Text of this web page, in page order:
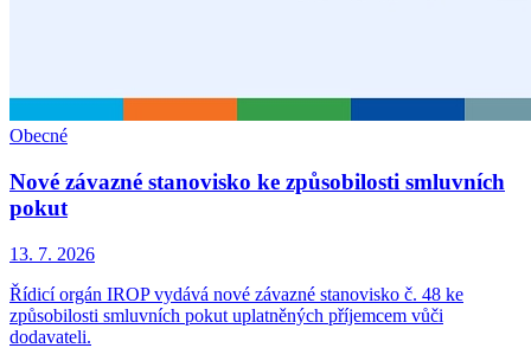
Obecné
Nové závazné stanovisko ke způsobilosti smluvních
pokut
13. 7. 2026
Řídicí orgán IROP vydává nové závazné stanovisko č. 48 ke
způsobilosti smluvních pokut uplatněných příjemcem vůči
dodavateli.